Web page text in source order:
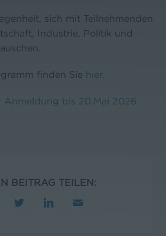
sich mit Teilnehmenden
Industrie, Politik und
finden Sie hier.
Anmeldung bis 20.Mai 2026
BEITRAG TEILEN: